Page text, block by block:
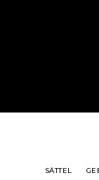
SÄTTEL